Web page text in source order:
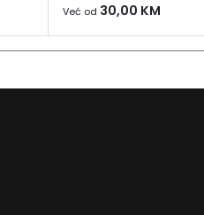
Već od 30,00 KM